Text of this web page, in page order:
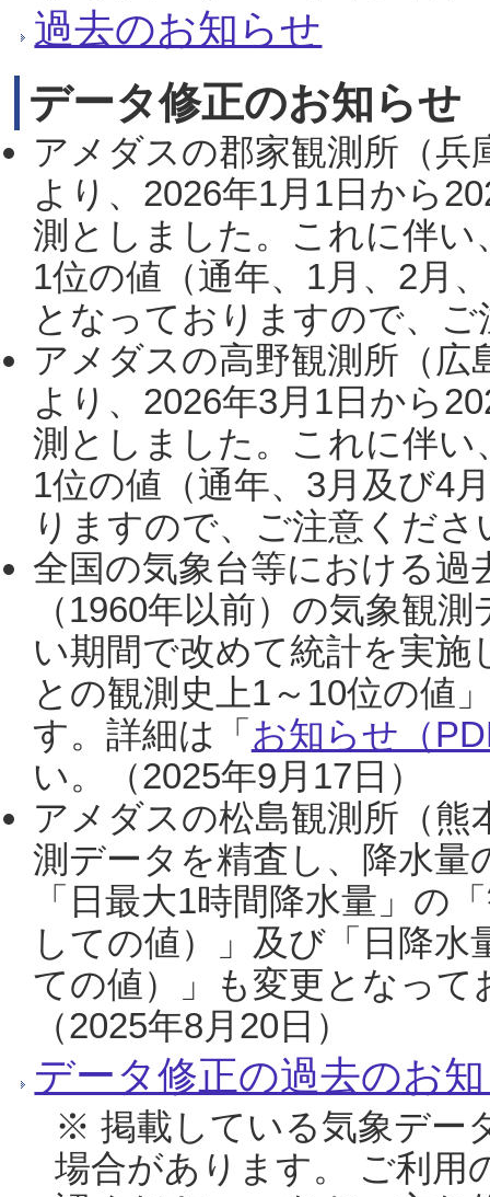
過去のお知らせ
データ修正のお知らせ
アメダスの郡家観測所（
より、2026年1月1日から
測としました。これに伴い
1位の値（通年、1月、2月
となっておりますので、
アメダスの高野観測所（
より、2026年3月1日から
測としました。これに伴い
1位の値（通年、3月及び4
りますので、ご注意くだ
全国の気象台等における過
（1960年以前）の気象観
い期間で改めて統計を実
との観測史上1～10位の値
す。詳細は「 お知らせ（
い。（2025年9月17日）
アメダスの松島観測所（熊
測データを精査し、降水
「日最大1時間降水量」の
しての値）」及び「日降
ての値）」も変更となっ
（2025年8月20日）
データ修正の過去のお
※ 掲載している気象デー
場合があります。 ご利用